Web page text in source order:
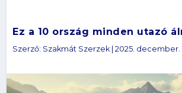
Ez a 10 ország minden utazó
Szerző: Szakmát Szerzek|2025. december.